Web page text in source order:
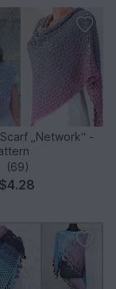
„Network“ -
(69)